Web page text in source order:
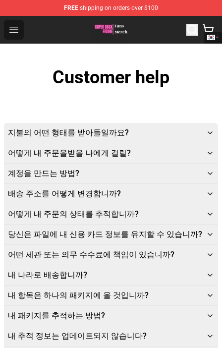
FREE shipping on orders over $100
Open menu
Super Duck Figure Shop - The Best Store of Super Duck
Customer help
지불의 어떤 형태를 받아들일까요?
어떻게 내 주문을받을 나에게 걸릴?
계정을 만드는 방법?
배송 주소를 어떻게 변경합니까?
어떻게 내 주문의 상태를 추적합니까?
당신은 파일에 내 신용 카드 정보를 유지할 수 있습니까?
어떤 세관 또는 의무 수수료에 책임이 있습니까?
내 나라로 배송합니까?
내 항목은 하나의 패키지에 올 것입니까?
내 패키지를 추적하는 방법?
내 추적 정보는 업데이트되지 않습니다?